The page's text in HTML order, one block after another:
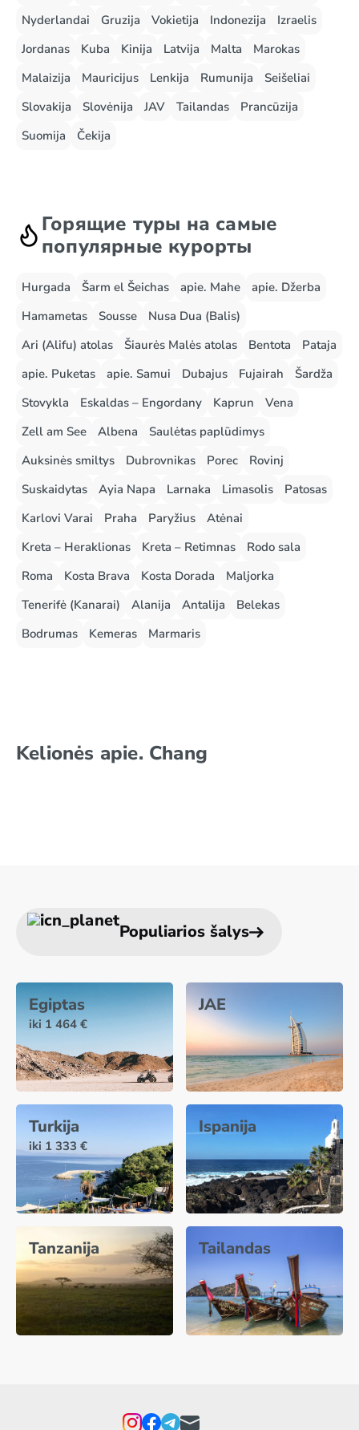
Nyderlandai
Gruzija Vokietija Indonezija
Izraelis
Jordanas
Kuba Kinija Latvija Malta
Marokas
Malaizija
Mauricijus Lenkija Rumunija
Seišeliai
Slovakija
Slovėnija JAV Tailandas
Prancūzija
Suomija
Čekija
Горящие туры на самые
популярные курорты
Hurgada Šarm el Šeichas apie. Mahe
apie. Džerba
Hamametas
Sousse
Nusa Dua (Balis)
Ari (Alifu) atolas
Šiaurės Malės atolas Bentota
Pataja
apie. Puketas
apie. Samui Dubajus Fujairah
Šardža
Stovykla
Eskaldas – Engordany Kaprun
Vena
Zell am See
Albena
Saulėtas paplūdimys
Auksinės smiltys
Dubrovnikas Porec
Rovinj
Suskaidytas
Ayia Napa Larnaka Limasolis
Patosas
Karlovi Varai
Praha Paryžius
Atėnai
Kreta – Heraklionas
Kreta – Retimnas
Rodo sala
Roma
Kosta Brava Kosta Dorada
Maljorka
Tenerifė (Kanarai)
Alanija Antalija
Belekas
Bodrumas
Kemeras Marmaris
Kelionės apie. Chang
Populiarios šalys
Egiptas
iki 1 464 €
JAE
Turkija
iki 1 333 €
Ispanija
Tanzanija Tailandas